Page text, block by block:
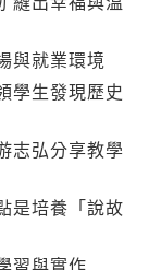
就業環境
生發現歷史
弘分享教學
培養「說故
與實作
新鮮人提升